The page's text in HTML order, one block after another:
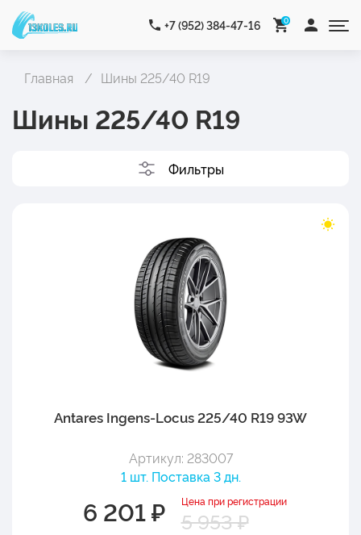
+7 (952) 384-47-16 0
Главная Шины 225/40 R19
Шины 225/40 R19
Фильтры
Antares Ingens-Locus 225/40 R19 93W
Артикул: 283007
1 шт. Поставка 3 дн.
6 201 ₽ Цена при регистрации
5 953 ₽